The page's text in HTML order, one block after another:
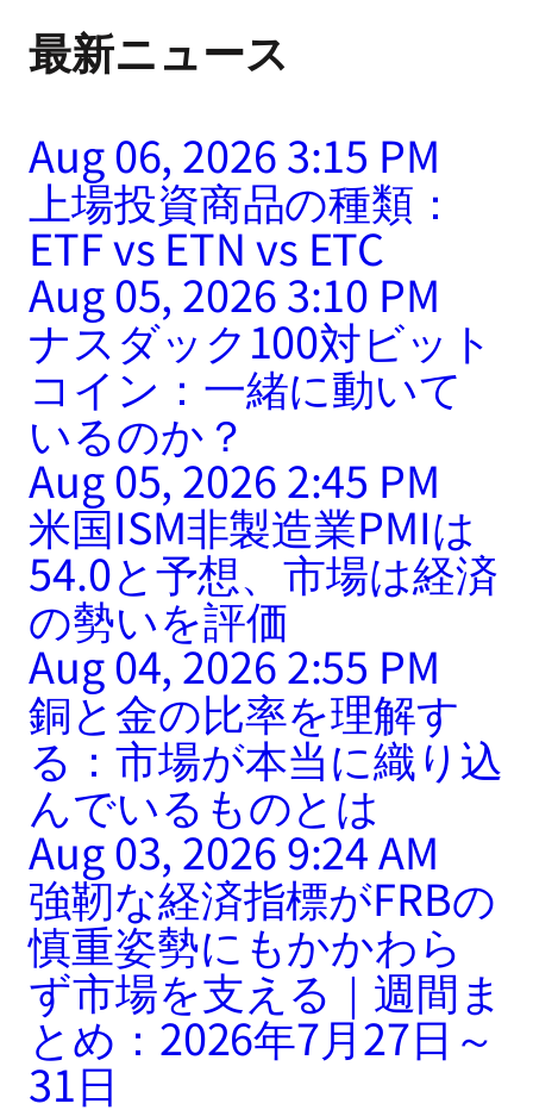
最新ニュース
Aug 06, 2026 3:15 PM
上場投資商品の種類：
ETF vs ETN vs ETC
Aug 05, 2026 3:10 PM
ナスダック100対ビット
コイン：一緒に動いて
いるのか？
Aug 05, 2026 2:45 PM
米国ISM非製造業PMIは
54.0と予想、市場は経済
の勢いを評価
Aug 04, 2026 2:55 PM
銅と金の比率を理解す
る：市場が本当に織り込
んでいるものとは
Aug 03, 2026 9:24 AM
強靭な経済指標がFRBの
慎重姿勢にもかかわら
ず市場を支える｜週間ま
とめ：2026年7月27日～
31日